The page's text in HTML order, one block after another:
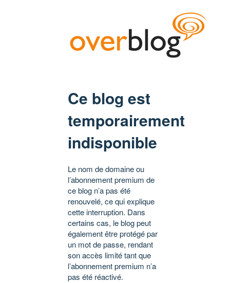
Ce blog est
temporairement
indisponible
Le nom de domaine ou
l’abonnement premium de
ce blog n’a pas été
renouvelé, ce qui explique
cette interruption. Dans
certains cas, le blog peut
également être protégé par
un mot de passe, rendant
son accès limité tant que
l’abonnement premium n’a
pas été réactivé.